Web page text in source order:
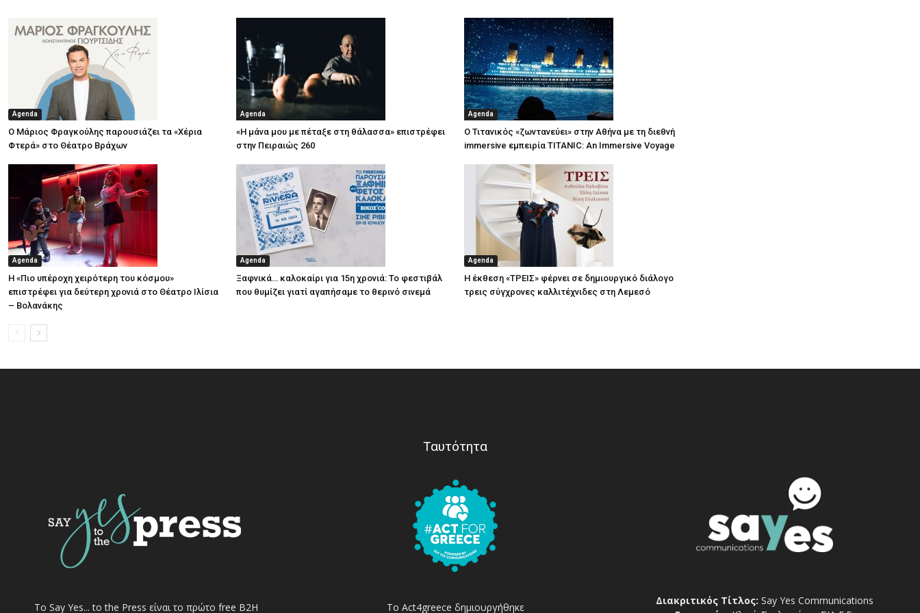
Agenda
Ο Μάριος Φραγκούλης παρουσιάζει τα «Χέρια
Φτερά» στο Θέατρο Βράχων
Agenda
«Η μάνα μου με πέταξε στη θάλασσα» επιστρέφει
στην Πειραιώς 260
Agenda
Ο Τιτανικός «ζωντανεύει» στην Αθήνα με τη διεθνή
immersive εμπειρία TITANIC: An Immersive Voyage
Agenda
Η «Πιο υπέροχη χειρότερη του κόσμου»
επιστρέφει για δεύτερη χρονιά στο Θέατρο Ιλίσια
– Βολανάκης
Agenda
Ξαφνικά… καλοκαίρι για 15η χρονιά: Το φεστιβάλ
που θυμίζει γιατί αγαπήσαμε το θερινό σινεμά
Agenda
Η έκθεση «ΤΡΕΙΣ» φέρνει σε δημιουργικό διάλογο
τρεις σύγχρονες καλλιτέχνιδες στη Λεμεσό
Το Say Yes... to the Press είναι το πρώτο free Β2Η
Ταυτότητα
Το Act4greece δημιουργήθηκε
Διακριτικός Τίτλος: Say Yes Communications